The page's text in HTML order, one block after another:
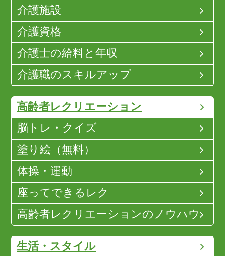
介護施設
介護資格
介護士の給料と年収
介護職のスキルアップ
高齢者レクリエーション
脳トレ・クイズ
塗り絵（無料）
体操・運動
座ってできるレク
高齢者レクリエーションのノウハウ
生活・スタイル